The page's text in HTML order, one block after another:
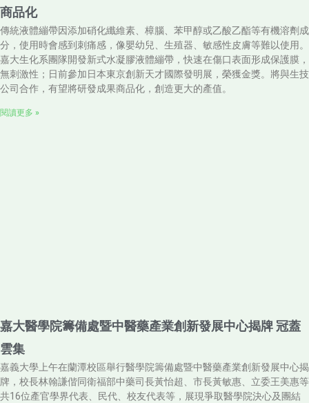
商品化
傳統液體繃帶因添加硝化纖維素、樟腦、苯甲醇或乙酸乙酯等有機溶劑成
分，使用時會感到刺痛感，像嬰幼兒、生殖器、敏感性皮膚等難以使用。
嘉大生化系團隊開發新式水凝膠液體繃帶，快速在傷口表面形成保護膜，
無刺激性；日前參加日本東京創新天才國際發明展，榮獲金獎。將與生技
公司合作，有望將研發成果商品化，創造更大的產值。
閱讀更多 »
嘉大醫學院籌備處暨中醫藥產業創新發展中心揭牌 冠蓋
雲集
嘉義大學上午在蘭潭校區舉行醫學院籌備處暨中醫藥產業創新發展中心揭
牌，校長林翰謙偕同衛福部中藥司長黃怡超、市長黃敏惠、立委王美惠等
共16位產官學界代表、民代、校友代表等，展現爭取醫學院決心及團結